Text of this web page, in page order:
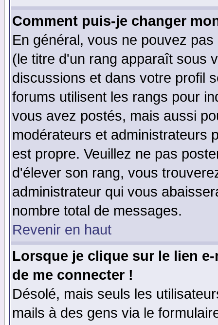
Comment puis-je changer
En général, vous ne pouvez
(le titre d'un rang apparaît sous
discussions et dans votre profil
forums utilisent les rangs pour
vous avez postés, mais aussi
modérateurs et administrateurs
est propre. Veuillez ne pas
d'élever son rang, vous
administrateur qui vous
nombre total de messages.
Revenir en haut
Lorsque je clique sur le lien
de me connecter !
Désolé, mais seuls les
mails à des gens via le